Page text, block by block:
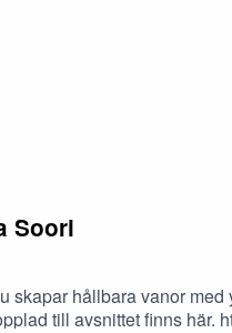
Soori
hållbara vanor
till avsnittet finns här.